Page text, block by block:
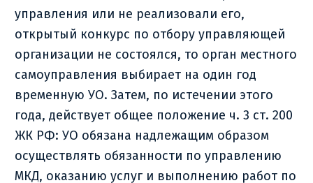
управления или не реализовали его,
открытый конкурс по отбору управляющей
организации не состоялся, то орган местного
самоуправления выбирает на один год
временную УО. Затем, по истечении этого
года, действует общее положение ч. 3 ст. 200
ЖК РФ: УО обязана надлежащим образом
осуществлять обязанности по управлению
МКД, оказанию услуг и выполнению работ по